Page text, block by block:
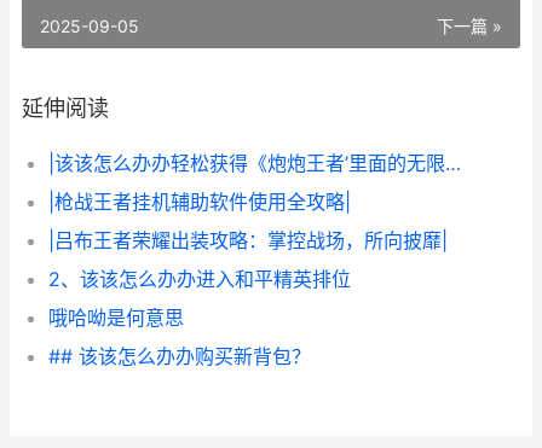
下一篇 »
2025-09-05
延伸阅读
|该该怎么办办轻松获得《炮炮王者’里面的无限金币和星星|
|枪战王者挂机辅助软件使用全攻略|
|吕布王者荣耀出装攻略：掌控战场，所向披靡|
2、该该怎么办办进入和平精英排位
哦哈呦是何意思
## 该该怎么办办购买新背包？